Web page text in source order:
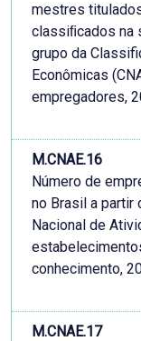
mestres
classiﬁcados na
grupo da
Econômicas
empregadores,
M.CNAE.16
Número de
no Brasil a partir
Nacional de
conhecimento,
M.CNAE.17